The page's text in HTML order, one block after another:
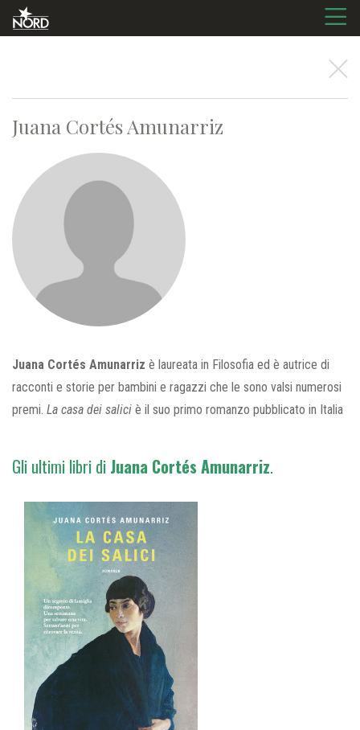
Juana Cortés Amunarriz
Juana Cortés Amunarriz è laureata in Filosofia ed è autrice di
racconti e storie per bambini e ragazzi che le sono valsi numerosi
premi. La casa dei salici è il suo primo romanzo pubblicato in Italia
Gli ultimi libri di Juana Cortés Amunarriz.